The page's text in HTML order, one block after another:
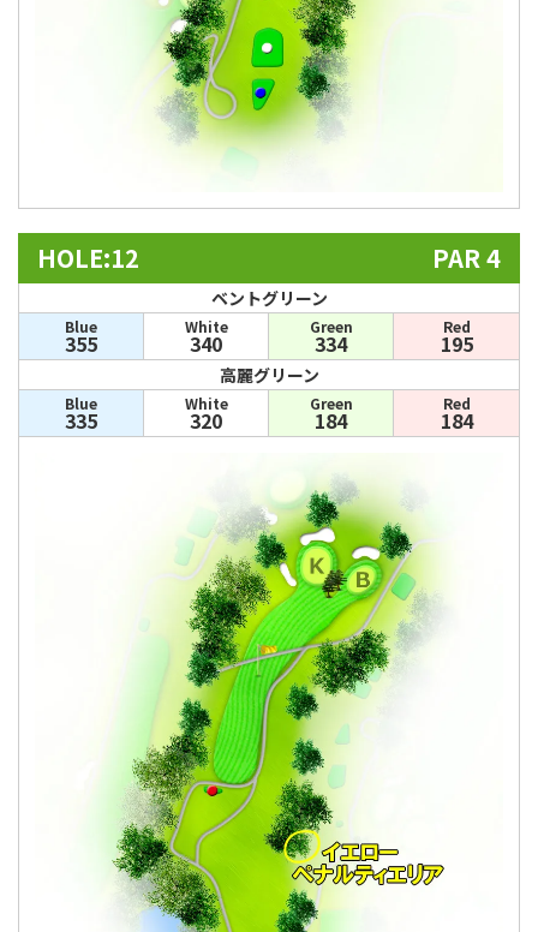
HOLE:12 PAR 4
ベントグリーン
Blue
355
White
340
Green
334
Red
195
高麗グリーン
Blue
335
White
320
Green
184
Red
184